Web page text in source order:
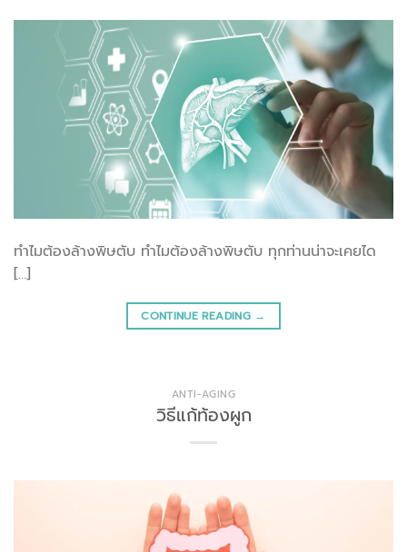
ทำไมต้องล้างพิษตับ ทำไมต้องล้างพิษตับ ทุกท่านน่าจะเคยได
[…]
CONTINUE READING →
ANTI-AGING
วิธีแก้ท้องผูก